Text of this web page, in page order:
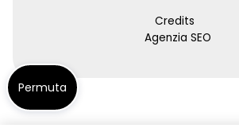
Credits
Agenzia SEO
Permuta